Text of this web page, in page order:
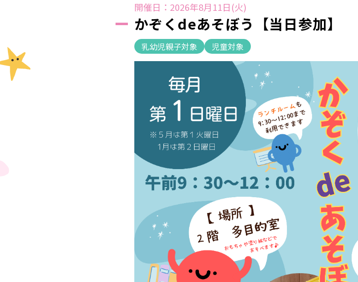
開催日：2026年8月11日(火)
かぞくdeあそぼう【当日参加】
乳幼児親子対象 児童対象